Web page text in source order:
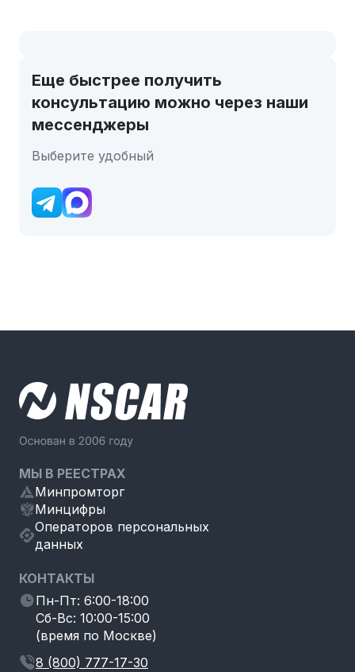
Еще быстрее получить
консультацию можно через наши
мессенджеры
Выберите удобный
МЫ В РЕЕСТРАХ
Минпромторг
Минцифры
Операторов персональных
данных
КОНТАКТЫ
Пн-Пт: 6:00-18:00
Сб-Вс: 10:00-15:00
(время по Москве)
8 (800) 777-17-30